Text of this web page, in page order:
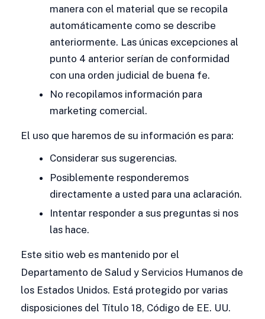
manera con el material que se recopila
automáticamente como se describe
anteriormente. Las únicas excepciones al
punto 4 anterior serían de conformidad
con una orden judicial de buena fe.
No recopilamos información para
marketing comercial.
El uso que haremos de su información es para:
Considerar sus sugerencias.
Posiblemente responderemos
directamente a usted para una aclaración.
Intentar responder a sus preguntas si nos
las hace.
Este sitio web es mantenido por el
Departamento de Salud y Servicios Humanos de
los Estados Unidos. Está protegido por varias
disposiciones del Título 18, Código de EE. UU.